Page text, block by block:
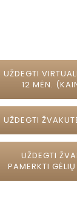
UŽDEGTI
12 MĖN.
UŽDEGTI
UŽDEGTI
PAMERKTI